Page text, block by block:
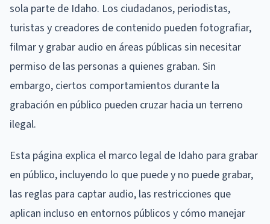
sola parte de Idaho. Los ciudadanos, periodistas,
turistas y creadores de contenido pueden fotografiar,
filmar y grabar audio en áreas públicas sin necesitar
permiso de las personas a quienes graban. Sin
embargo, ciertos comportamientos durante la
grabación en público pueden cruzar hacia un terreno
ilegal.
Esta página explica el marco legal de Idaho para grabar
en público, incluyendo lo que puede y no puede grabar,
las reglas para captar audio, las restricciones que
aplican incluso en entornos públicos y cómo manejar